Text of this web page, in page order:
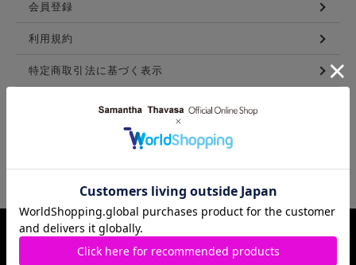
会員登録
利用規約
特定商取引法に基づく表示